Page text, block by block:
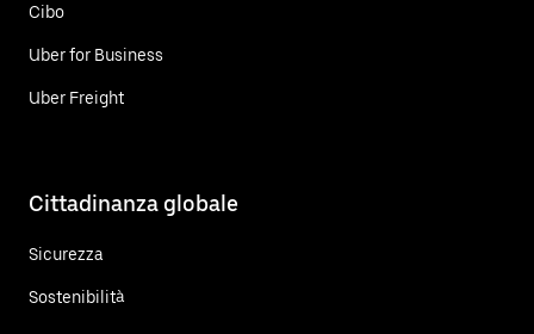
Cibo
Uber for Business
Uber Freight
Cittadinanza globale
Sicurezza
Sostenibilità